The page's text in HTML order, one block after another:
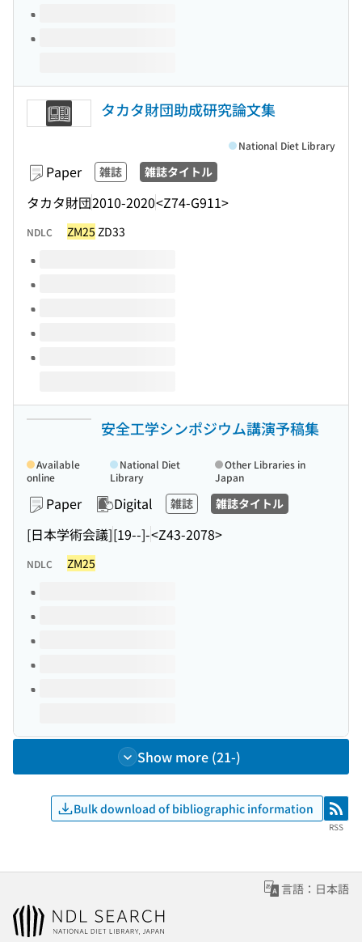
タカタ財団助成研究論文集
Paper 雑誌 雑誌タイトル
タカタ財団2010-2020<Z74-G911>
National Diet Library
NDLC ZM25 ZD33
Volumes of this title
安全工学シンポジウム講演予稿集
Paper Digital 雑誌 雑誌タイトル
[日本学術会議][19--]-<Z43-2078>
Available
online
National Diet
Library
Other Libraries in
Japan
NDLC ZM25
Volumes of this title
Show more (21-)
Bulk download of bibliographic information RSS
RSS
言語：日本語